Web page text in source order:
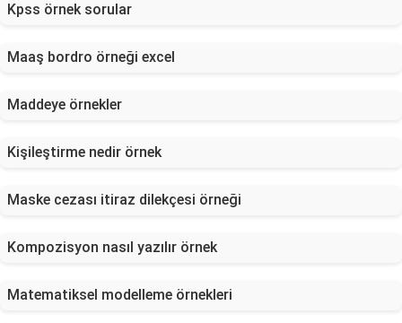
Kpss örnek sorular
Maaş bordro örneği excel
Maddeye örnekler
Kişileştirme nedir örnek
Maske cezası itiraz dilekçesi örneği
Kompozisyon nasıl yazılır örnek
Matematiksel modelleme örnekleri